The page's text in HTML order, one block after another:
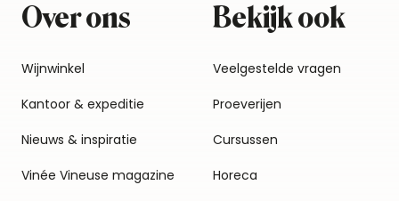
Over ons
Wijnwinkel
Kantoor & expeditie
Nieuws & inspiratie
Vinée Vineuse magazine
Bekijk ook
Veelgestelde vragen
Proeverijen
Cursussen
Horeca